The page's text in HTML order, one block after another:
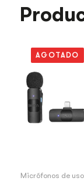
AGOTADO
Micrófonos de uso